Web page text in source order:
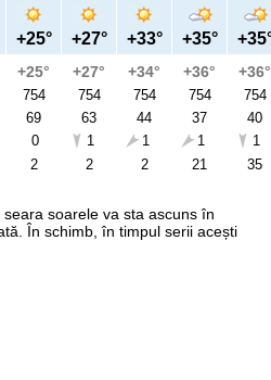
+25°
+25°
754
69
0
2
+27°
+27°
754
63
1
2
+33°
+34°
754
44
1
2
+35°
+36°
754
37
1
21
+36°
754
40
1
35
soarele va sta ascuns în
În schimb, în timpul serii acești